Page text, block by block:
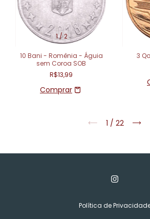
1/2
10 Bani - Romênia - Águia
sem Coroa SOB
R$13,99
3
1 / 22
Política de